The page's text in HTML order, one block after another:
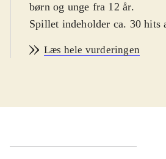
børn og unge fra 12 år.
Spillet indeholder ca. 30 hits
One Direction, Selena
kan man købe flere sange, og
udgivelser i serien anvendes.
Læs hele vurderingen